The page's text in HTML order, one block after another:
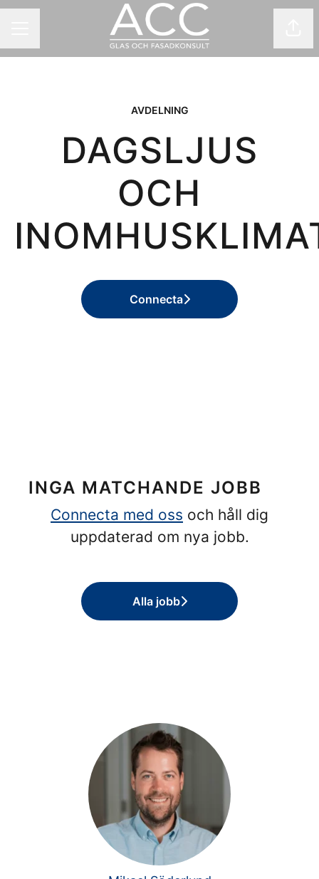
AVDELNING
DAGSLJUS
OCH
Connecta
INGA MATCHANDE JOBB
Connecta med oss och håll dig
uppdaterad om nya jobb.
Alla jobb